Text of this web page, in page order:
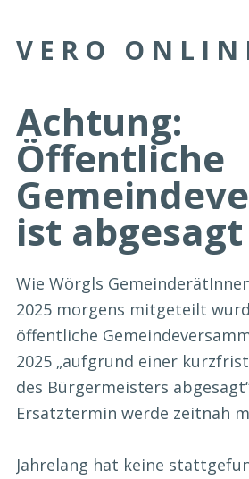
VERO
Achtung:
Öffentliche
ist abgesagt
Wie Wörgls
2025 morgens mitgeteilt
öffentliche
2025 „aufgrund einer
des Bürgermeisters
Ersatztermin werde zeitnah
Jahrelang hat keine